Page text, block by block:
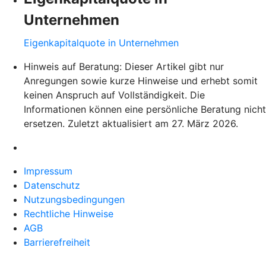
Unternehmen
Eigenkapitalquote in Unternehmen
Hinweis auf Beratung: Dieser Artikel gibt nur
Anregungen sowie kurze Hinweise und erhebt somit
keinen Anspruch auf Vollständigkeit. Die
Informationen können eine persönliche Beratung nicht
ersetzen. Zuletzt aktualisiert am 27. März 2026.
Impressum
Datenschutz
Nutzungsbedingungen
Rechtliche Hinweise
AGB
Barrierefreiheit